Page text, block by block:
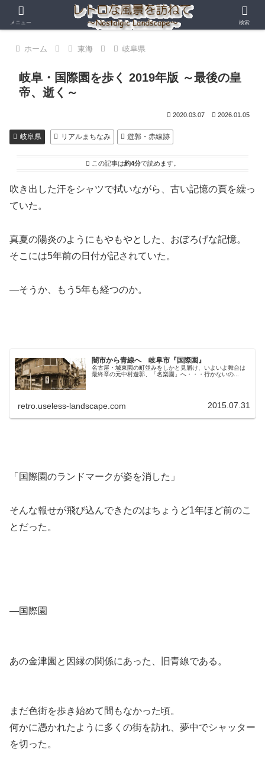
ホーム 東海 岐阜県
岐阜・国際園を歩く 2019年版 ～最後の皇
帝、逝く～
2020.03.07 2026.01.05
岐阜県 リアルまちなみ 遊郭・赤線跡
この記事は約4分で読めます。
吹き出した汗をシャツで拭いながら、古い記憶の頁を繰っ
ていた。
真夏の陽炎のようにもやもやとした、おぼろげな記憶。
そこには5年前の日付が記されていた。
―そうか、もう5年も経つのか。
闇市から青線へ 岐阜市『国際園』
名古屋・城東園の町並みをしかと見届け、いよいよ舞台は
最終章の元中村遊郭、「名楽園」へ・・・行かないの...
retro.useless-landscape.com 2015.07.31
「国際園のランドマークが姿を消した」
そんな報せが飛び込んできたのはちょうど1年ほど前のこ
とだった。
―国際園
あの金津園と因縁の関係にあった、旧青線である。
まだ色街を歩き始めて間もなかった頃。
何かに憑かれたように多くの街を訪れ、夢中でシャッター
を切った。
メニュー 検索